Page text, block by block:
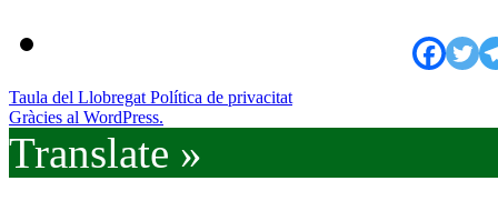
Taula del Llobregat Política de privacitat
Gràcies al WordPress.
Translate »